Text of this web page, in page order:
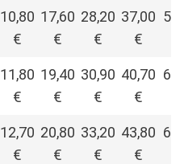
10,80
€
17,60
€
28,20
€
37,00
€
11,80
€
19,40
€
30,90
€
40,70
€
12,70
€
20,80
€
33,20
€
43,80
€